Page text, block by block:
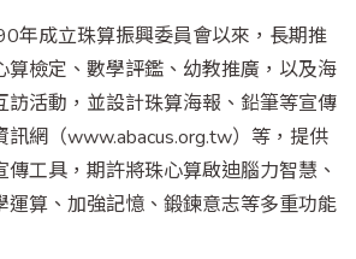
年成立珠算振興委員會以來，長期推
算檢定、數學評鑑、幼教推廣，以及海
訪活動，並設計珠算海報、鉛筆等宣傳
訊網（www.abacus.org.tw）等，提供
工具，期許將珠心算啟迪腦力智慧、
運算、加強記憶、鍛鍊意志等多重功能